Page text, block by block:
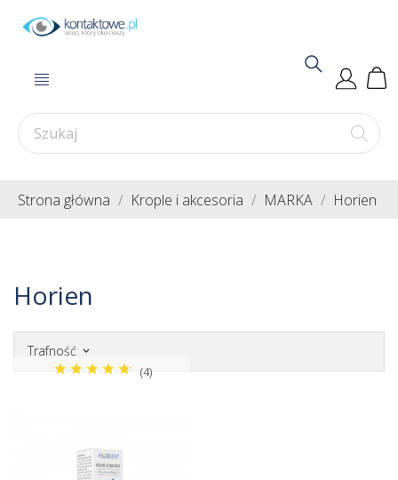
Strona główna Krople i akcesoria MARKA Horien
Horien
Trafność keyboard_arrow_down
(4)